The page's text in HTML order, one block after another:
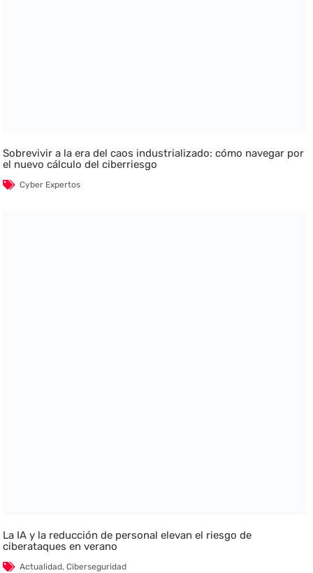
Sobrevivir a la era del caos industrializado: cómo navegar por
el nuevo cálculo del ciberriesgo
Cyber Expertos
La IA y la reducción de personal elevan el riesgo de
ciberataques en verano
Actualidad,Ciberseguridad